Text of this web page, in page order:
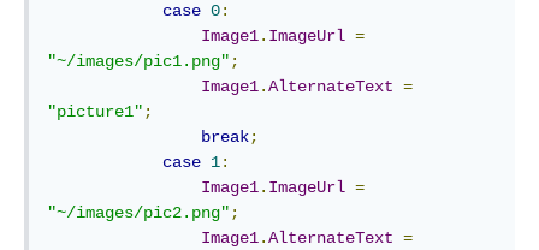
case 0:
Image1. ImageUrl =
"~/images/pic1.png" ;
Image1.AlternateText =
"picture1" ;
break;
case 1:
Image1. ImageUrl =
"~/images/pic2.png" ;
Image1.AlternateText =